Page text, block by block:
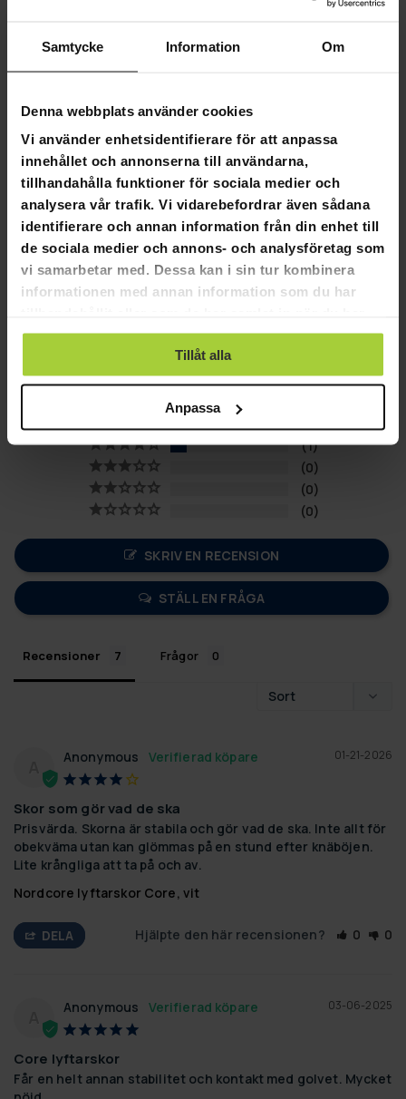
Samtycke Information Om
Denna webbplats använder cookies
Vi använder enhetsidentifierare för att anpassa
innehållet och annonserna till användarna,
tillhandahålla funktioner för sociala medier och
analysera vår trafik. Vi vidarebefordrar även sådana
identifierare och annan information från din enhet till
de sociala medier och annons- och analysföretag som
vi samarbetar med. Dessa kan i sin tur kombinera
informationen med annan information som du har
använt deras tjänster.
Tillåt alla
Anpassa
designade för att vara bekväma och lätta. Skorna sitter
stadigt på foten med högkvalitativa snören, greppet på
Storlekar: 36-47
Syntetiskt läder och nätväv
Tejpfästning + kardborrband
Hälens totala höjd: 32mm
EVA-kilens tjocklek: 24mm
Nordcore Lyftarskorstorlekstabell
4,9 Baserat på 7 recensioner
6
1
0
0
0
SKRIV EN RECENSION
STÄLL EN FRÅGA
Recensioner Frågor
01-21-2026
Anonymous
Skor som gör vad de ska
Prisvärda. Skorna är stabila och gör vad de ska. Inte allt för
obekväma utan kan glömmas på en stund efter knäböjen.
Lite krångliga att ta på och av.
Nordcore lyftarskor Core, vit
DELA Hjälpte den här recensionen? 0 0
03-06-2025
Anonymous
Core lyftarskor
Får en helt annan stabilitet och kontakt med golvet. Mycket